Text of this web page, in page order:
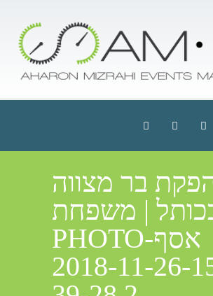
בר מצווה
| משפחת
אסףPHOTO-
2018-11-26-